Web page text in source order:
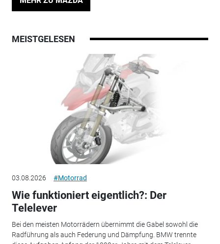
MEISTGELESEN
03.08.2026 #Motorrad
Wie funktioniert eigentlich?: Der
Telelever
Bei den meisten Motorrädern übernimmt die Gabel sowohl die
Radführung als auch Federung und Dämpfung. BMW trennte